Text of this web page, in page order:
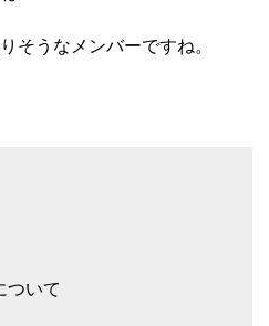
そうなメンバーですね。
ついて